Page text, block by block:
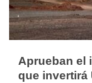
Aprueban el
que invertirá